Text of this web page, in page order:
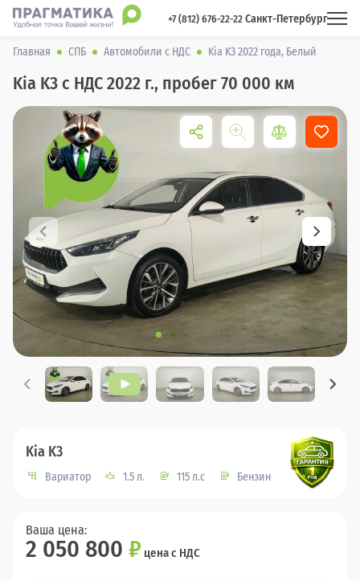
+7 (812) 676-22-22 Санкт-Петербург
Главная СПБ Автомобили с НДС Kia K3 2022 года, Белый
Kia K3 с НДС 2022 г., пробег 70 000 км
Kia K3
Вариатор 1.5 л. 115 л.с Бензин
Ваша цена:
2 050 800 ₽ цена с НДС